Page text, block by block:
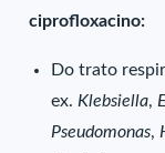
ciprofloxacino:
Do trato
ex. Klebsiella,
Pseudomonas,